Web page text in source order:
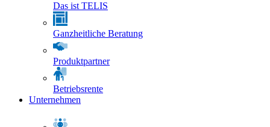
Das ist TELIS
Ganzheitliche Beratung
Produktpartner
Betriebsrente
Unternehmen